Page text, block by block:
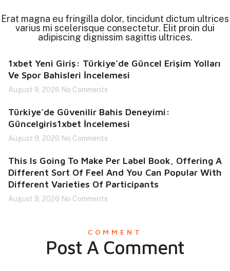
Erat magna eu fringilla dolor, tincidunt dictum ultrices
varius mi scelerisque consectetur. Elit proin dui
adipiscing dignissim sagittis ultrices.
1xbet Yeni Giriş: Türkiye’de Güncel Erişim Yolları
Ve Spor Bahisleri İncelemesi
August 9, 2026 No Comments
Türkiye’de Güvenilir Bahis Deneyimi:
Güncelgiris1xbet İncelemesi
August 9, 2026 No Comments
This Is Going To Make Per Label Book, Offering A
Different Sort Of Feel And You Can Popular With
Different Varieties Of Participants
August 9, 2026 No Comments
COMMENT
Post A Comment